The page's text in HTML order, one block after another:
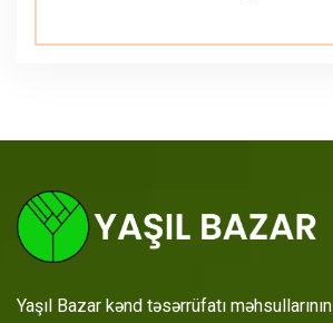
Yaşıl Bazar kənd təsərrüfatı məhsullarının